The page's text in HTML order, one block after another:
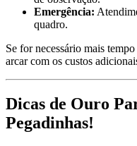
Emergência:
quadro.
Se for necessário mais
arcar com os custos
Dicas de Ouro
Pegadinhas!